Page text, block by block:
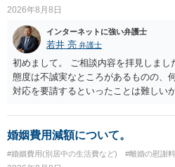
2026年8月8日
インターネットに強い弁護士
若井 亮 弁護士
初めまして。 ご相談内容を拝見しま
態度は不誠実なところがあるものの、
対応を要請するといったことは難しい
婚姻費用減額について。
#婚姻費用(別居中の生活費など) #離婚の慰謝料